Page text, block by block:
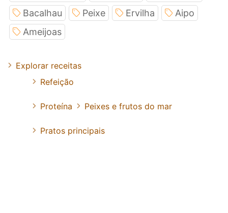
Bacalhau
Peixe Ervilha
Aipo
Ameijoas
Explorar receitas
Refeição
Proteína Peixes e frutos do mar
Pratos principais